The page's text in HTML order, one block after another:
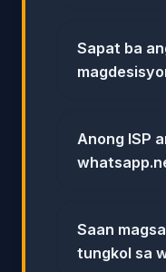
Sapat ba
Anong ISP
Saan
tungkol sa